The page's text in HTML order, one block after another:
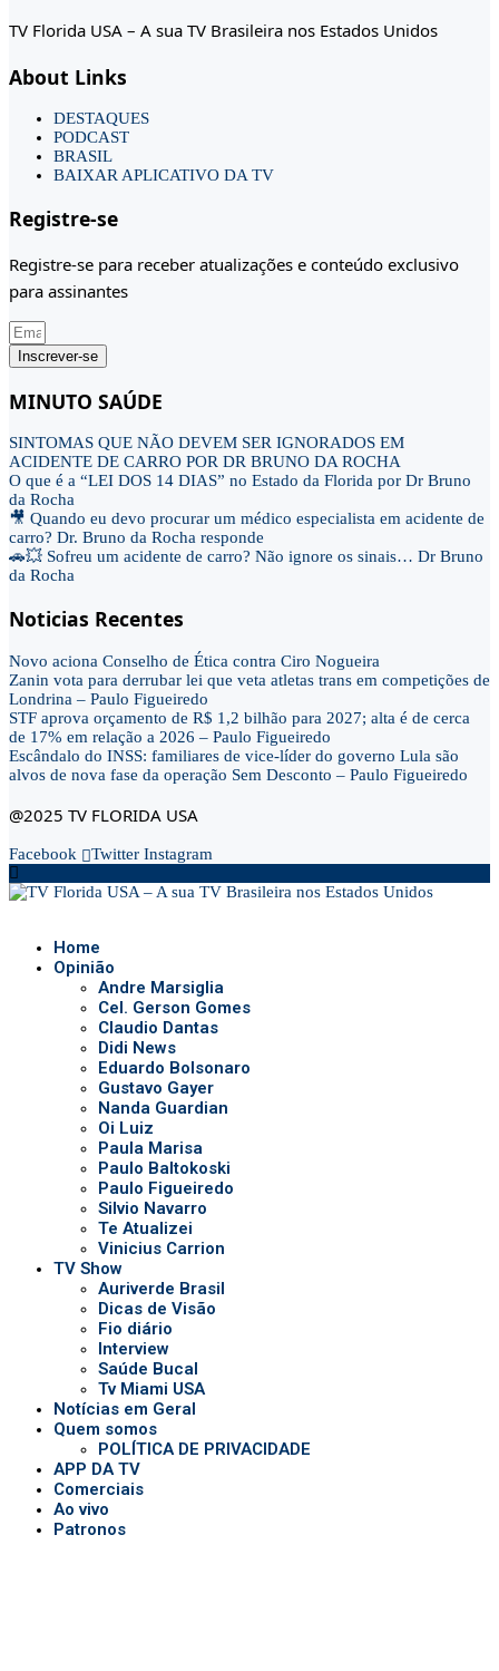
TV Florida USA – A sua TV Brasileira nos Estados Unidos
About Links
DESTAQUES
PODCAST
BRASIL
BAIXAR APLICATIVO DA TV
Registre-se
Registre-se para receber atualizações e conteúdo exclusivo
para assinantes
Inscrever-se
MINUTO SAÚDE
SINTOMAS QUE NÃO DEVEM SER IGNORADOS EM
ACIDENTE DE CARRO POR DR BRUNO DA ROCHA
O que é a “LEI DOS 14 DIAS” no Estado da Florida por Dr Bruno
da Rocha
🎥 Quando eu devo procurar um médico especialista em acidente de
carro? Dr. Bruno da Rocha responde
🚗💥 Sofreu um acidente de carro? Não ignore os sinais… Dr Bruno
da Rocha
Noticias Recentes
Novo aciona Conselho de Ética contra Ciro Nogueira
Zanin vota para derrubar lei que veta atletas trans em competições de
Londrina – Paulo Figueiredo
STF aprova orçamento de R$ 1,2 bilhão para 2027; alta é de cerca
de 17% em relação a 2026 – Paulo Figueiredo
Escândalo do INSS: familiares de vice-líder do governo Lula são
alvos de nova fase da operação Sem Desconto – Paulo Figueiredo
@2025 TV FLORIDA USA
Facebook Twitter Instagram
Home
Opinião
Andre Marsiglia
Cel. Gerson Gomes
Claudio Dantas
Didi News
Eduardo Bolsonaro
Gustavo Gayer
Nanda Guardian
Oi Luiz
Paula Marisa
Paulo Baltokoski
Paulo Figueiredo
Silvio Navarro
Te Atualizei
Vinicius Carrion
TV Show
Auriverde Brasil
Dicas de Visão
Fio diário
Interview
Saúde Bucal
Tv Miami USA
Notícias em Geral
Quem somos
POLÍTICA DE PRIVACIDADE
APP DA TV
Comerciais
Ao vivo
Patronos